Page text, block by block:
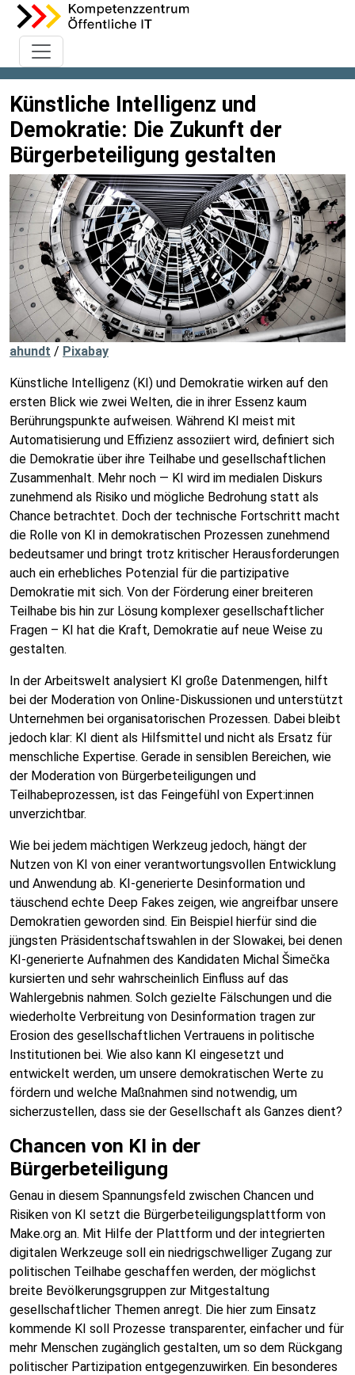
Künstliche Intelligenz und
Demokratie: Die Zukunft der
Bürgerbeteiligung gestalten
ahundt / Pixabay
Künstliche Intelligenz (KI) und Demokratie wirken auf den
ersten Blick wie zwei Welten, die in ihrer Essenz kaum
Berührungspunkte aufweisen. Während KI meist mit
Automatisierung und Effizienz assoziiert wird, definiert sich
die Demokratie über ihre Teilhabe und gesellschaftlichen
Zusammenhalt. Mehr noch — KI wird im medialen Diskurs
zunehmend als Risiko und mögliche Bedrohung statt als
Chance betrachtet. Doch der technische Fortschritt macht
die Rolle von KI in demokratischen Prozessen zunehmend
bedeutsamer und bringt trotz kritischer Herausforderungen
auch ein erhebliches Potenzial für die partizipative
Demokratie mit sich. Von der Förderung einer breiteren
Teilhabe bis hin zur Lösung komplexer gesellschaftlicher
Fragen – KI hat die Kraft, Demokratie auf neue Weise zu
gestalten.
In der Arbeitswelt analysiert KI große Datenmengen, hilft
bei der Moderation von Online-Diskussionen und unterstützt
Unternehmen bei organisatorischen Prozessen. Dabei bleibt
jedoch klar: KI dient als Hilfsmittel und nicht als Ersatz für
menschliche Expertise. Gerade in sensiblen Bereichen, wie
der Moderation von Bürgerbeteiligungen und
Teilhabeprozessen, ist das Feingefühl von Expert:innen
unverzichtbar.
Wie bei jedem mächtigen Werkzeug jedoch, hängt der
Nutzen von KI von einer verantwortungsvollen Entwicklung
und Anwendung ab. KI-generierte Desinformation und
täuschend echte Deep Fakes zeigen, wie angreifbar unsere
Demokratien geworden sind. Ein Beispiel hierfür sind die
jüngsten Präsidentschaftswahlen in der Slowakei, bei denen
KI-generierte Aufnahmen des Kandidaten Michal Šimečka
kursierten und sehr wahrscheinlich Einfluss auf das
Wahlergebnis nahmen. Solch gezielte Fälschungen und die
wiederholte Verbreitung von Desinformation tragen zur
Erosion des gesellschaftlichen Vertrauens in politische
Institutionen bei. Wie also kann KI eingesetzt und
entwickelt werden, um unsere demokratischen Werte zu
fördern und welche Maßnahmen sind notwendig, um
sicherzustellen, dass sie der Gesellschaft als Ganzes dient?
Chancen von KI in der
Bürgerbeteiligung
Genau in diesem Spannungsfeld zwischen Chancen und
Risiken von KI setzt die Bürgerbeteiligungsplattform von
Make.org an. Mit Hilfe der Plattform und der integrierten
digitalen Werkzeuge soll ein niedrigschwelliger Zugang zur
politischen Teilhabe geschaffen werden, der möglichst
breite Bevölkerungsgruppen zur Mitgestaltung
gesellschaftlicher Themen anregt. Die hier zum Einsatz
kommende KI soll Prozesse transparenter, einfacher und für
mehr Menschen zugänglich gestalten, um so dem Rückgang
politischer Partizipation entgegenzuwirken. Ein besonderes